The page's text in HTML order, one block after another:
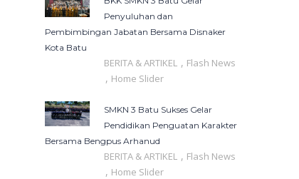
Penyuluhan dan
Pembimbingan Jabatan Bersama Disnaker
Kota Batu
BERITA & ARTIKEL , Flash News
, Home Slider
SMKN 3 Batu Sukses Gelar
Pendidikan Penguatan Karakter
Bersama Bengpus Arhanud
BERITA & ARTIKEL , Flash News
, Home Slider